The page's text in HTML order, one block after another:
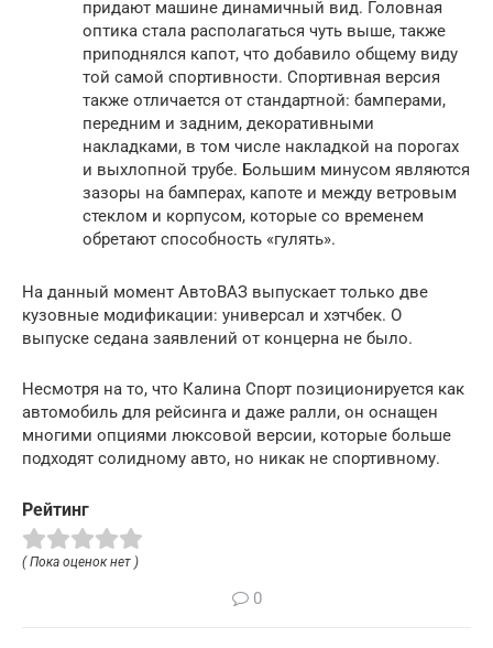
придают машине динамичный вид. Головная
оптика стала располагаться чуть выше, также
приподнялся капот, что добавило общему виду
той самой спортивности. Спортивная версия
также отличается от стандартной: бамперами,
передним и задним, декоративными
накладками, в том числе накладкой на порогах
и выхлопной трубе. Большим минусом являются
зазоры на бамперах, капоте и между ветровым
стеклом и корпусом, которые со временем
обретают способность «гулять».
На данный момент АвтоВАЗ выпускает только две
кузовные модификации: универсал и хэтчбек. О
выпуске седана заявлений от концерна не было.
Несмотря на то, что Калина Спорт позиционируется как
автомобиль для рейсинга и даже ралли, он оснащен
многими опциями люксовой версии, которые больше
подходят солидному авто, но никак не спортивному.
Рейтинг
( Пока оценок нет )
0